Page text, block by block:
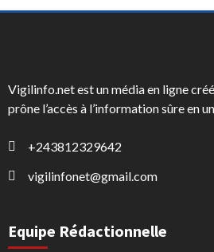
Vigilinfo.net est un média en ligne
prône l’accès à l’information sûre en
+243812329642
vigilinfonet@gmail.com
Equipe Rédactionnelle